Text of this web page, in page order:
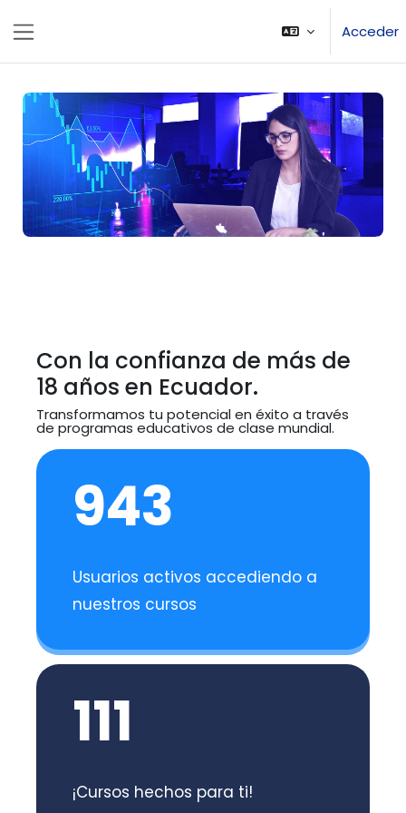
Acceder
Con la confianza de más de
18 años en Ecuador.
Transformamos tu potencial en éxito a través
de programas educativos de clase mundial.
943
Usuarios activos accediendo a
nuestros cursos
111
¡Cursos hechos para ti!